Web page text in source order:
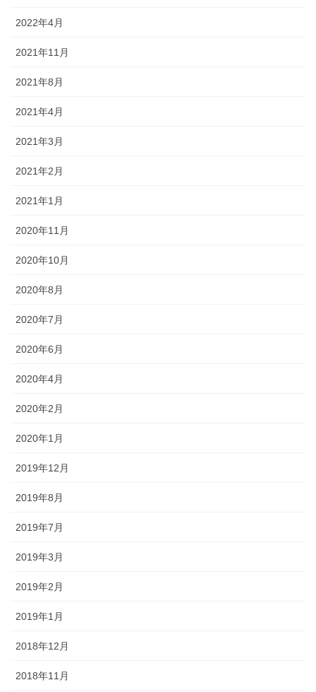
2022年4月
2021年11月
2021年8月
2021年4月
2021年3月
2021年2月
2021年1月
2020年11月
2020年10月
2020年8月
2020年7月
2020年6月
2020年4月
2020年2月
2020年1月
2019年12月
2019年8月
2019年7月
2019年3月
2019年2月
2019年1月
2018年12月
2018年11月